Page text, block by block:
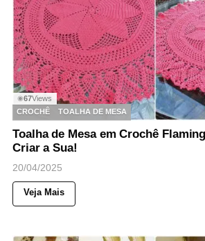
◉67Views
CROCHÊ
TOALHA DE MESA
Toalha de Mesa em Crochê
Criar a Sua!
20/04/2025
Veja Mais